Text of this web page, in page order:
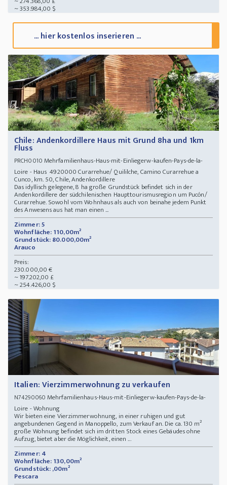
~ 353.984,00 $
... hier kostenlos inserieren ...
Chile: Andenkordillere Haus mit Grund 8ha und 1km
Fluss
PRCH0010 Mehrfamilienhaus-Haus-mit-Einliegerw-kaufen-Pays-de-la-
Loire - Haus 4920000 Curarrehue/ Quililche, Camino Curarrehue a
Cunco, km. 50, Chile, Andenkordillere
Das idyllisch gelegene, 8 ha große Grundstück befindet sich in der
Andenkordillere der südchilenischen Haupttourismusregion um Pucón/
Curarrehue. Sowohl vom Wohnhaus als auch von beinahe jedem Punkt
des Anwesens aus hat man einen ...
Zimmer: 5
Wohnfläche: 110,00m²
Grundstück: 80.000,00m²
Arauco
Preis:
230.000,00 €
~ 197.202,00 £
~ 254.426,00 $
Italien: Vierzimmerwohnung zu verkaufen
N74290060 Mehrfamilienhaus-Haus-mit-Einliegerw-kaufen-Pays-de-la-
Loire - Wohnung
Wir bieten eine Vierzimmerwohnung, in einer ruhigen und gut
angebundenen Gegend in Manoppello, zum Verkauf an. Die ca. 130 m²
große Wohnung befindet sich im dritten Stock eines Gebäudes ohne
Aufzug, bietet aber die Möglichkeit, einen ...
Zimmer: 4
Wohnfläche: 130,00m²
Grundstück: ,00m²
Pescara